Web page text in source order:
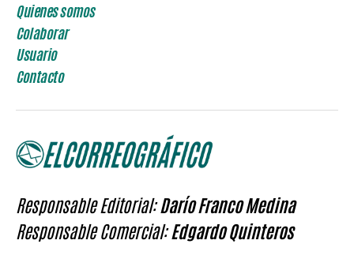
Quienes somos
Colaborar
Usuario
Contacto
Responsable Editorial:Darío Franco Medina
Responsable Comercial:Edgardo Quinteros